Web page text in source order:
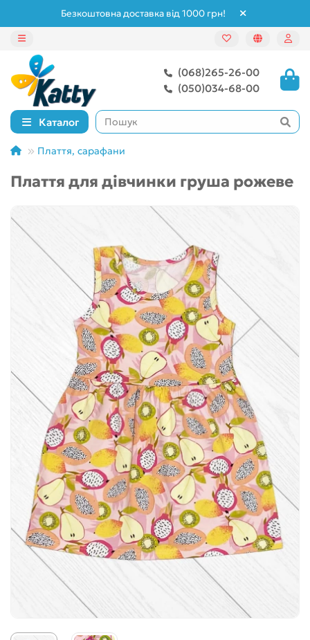
Безкоштовна доставка від 1000 грн!
(068)265-26-00
(050)034-68-00
Каталог
Плаття, сарафани
Плаття для дівчинки груша рожеве